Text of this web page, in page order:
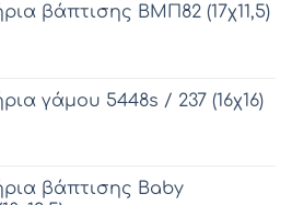
βάπτισης ΒΜΠ82 (17χ11,5)
γάμου 5448s / 237 (16χ16)
βάπτισης Baby